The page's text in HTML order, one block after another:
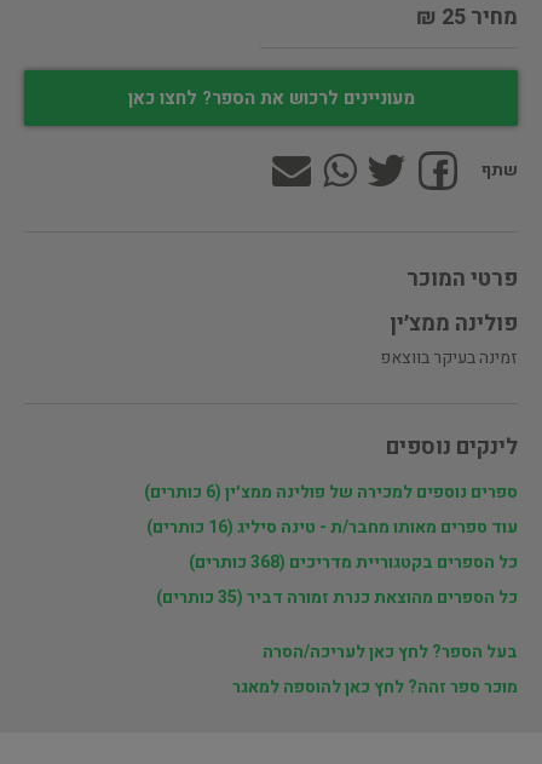
מחיר 25 ₪
מעוניינים לרכוש את הספר? לחצו כאן
שתף
פרטי המוכר
פולינה ממצ׳ין
זמינה בעיקר בווצאפ
לינקים נוספים
ספרים נוספים למכירה של פולינה ממצ׳ין (6 כותרים)
עוד ספרים מאותו מחבר/ת - טינה סיליג (16 כותרים)
כל הספרים בקטגוריית מדריכים (368 כותרים)
כל הספרים מהוצאת כנרת זמורה דביר (35 כותרים)
בעל הספר? לחץ כאן לעריכה/הסרה
מוכר ספר זהה? לחץ כאן להוספה למאגר